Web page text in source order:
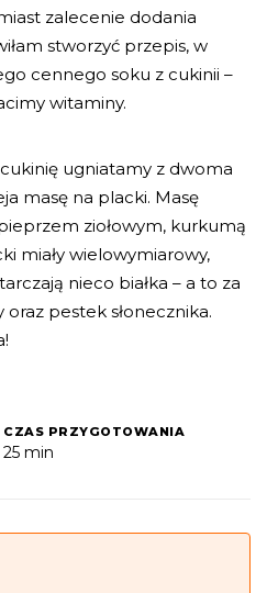
zalecenie dodania
stworzyć przepis, w
cennego soku z cukinii –
witaminy.
ugniatamy z dwoma
masę na placki. Masę
ziołowym, kurkumą
miały wielowymiarowy,
nieco białka – a to za
pestek słonecznika.
CZAS PRZYGOTOWANIA
25 min